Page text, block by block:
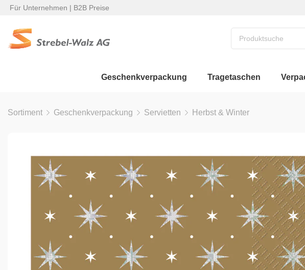
Für Unternehmen | B2B Preise
Geschenkverpackung Tragetaschen
Sortiment Geschenkverpackung Servietten Herbst & Winter